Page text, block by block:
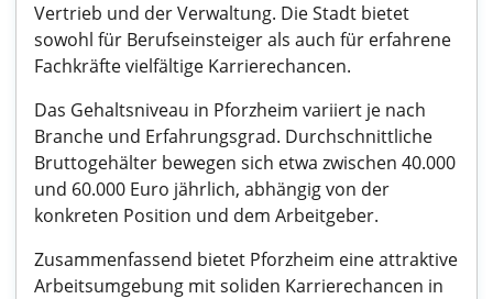
Vertrieb und der Verwaltung. Die Stadt bietet
sowohl für Berufseinsteiger als auch für erfahrene
Fachkräfte vielfältige Karrierechancen.
Das Gehaltsniveau in Pforzheim variiert je nach
Branche und Erfahrungsgrad. Durchschnittliche
Bruttogehälter bewegen sich etwa zwischen 40.000
und 60.000 Euro jährlich, abhängig von der
konkreten Position und dem Arbeitgeber.
Zusammenfassend bietet Pforzheim eine attraktive
Arbeitsumgebung mit soliden Karrierechancen in